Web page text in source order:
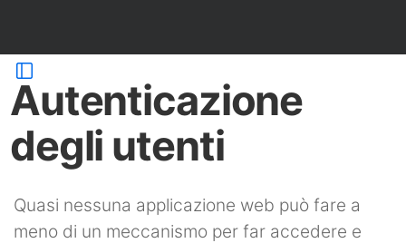
Autenticazione
degli utenti
Quasi nessuna applicazione web può fare a
meno di un meccanismo per far accedere e